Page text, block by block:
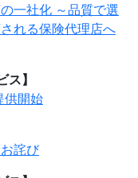
一社化 ～品質で選
れる保険代理店へ
】
供開始
詫び